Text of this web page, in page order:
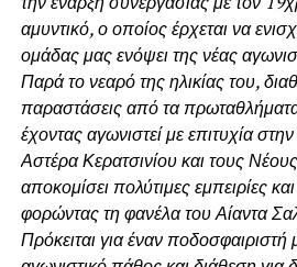
αμυντικό, ο οποίος έρχεται να
ομάδας μας ενόψει της νέας
Παρά το νεαρό της ηλικίας του,
παραστάσεις από τα
έχοντας αγωνιστεί με επιτυχία
Αστέρα Κερατσινίου και τους
αποκομίσει πολύτιμες εμπειρίες
φορώντας τη φανέλα του Αίαντα
Πρόκειται για έναν ποδοσφαιριστή